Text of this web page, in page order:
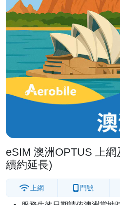
eSIM 澳洲OPTUS 上
續約延長)
上網 門號